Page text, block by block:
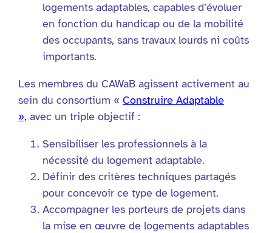
logements adaptables, capables d’évoluer
en fonction du handicap ou de la mobilité
des occupants, sans travaux lourds ni coûts
importants.
Les membres du CAWaB agissent activement au
sein du consortium « Construire Adaptable
», avec un triple objectif :
Sensibiliser les professionnels à la
nécessité du logement adaptable.
Définir des critères techniques partagés
pour concevoir ce type de logement.
Accompagner les porteurs de projets dans
la mise en œuvre de logements adaptables